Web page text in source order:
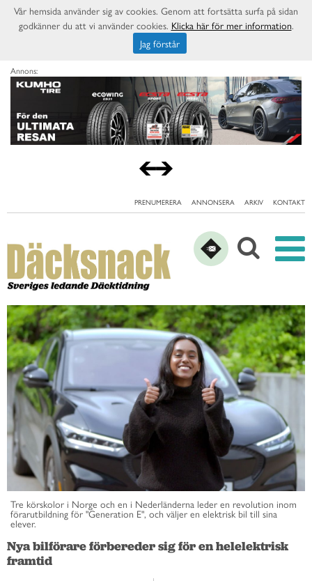
Annons:
PRENUMERERA ANNONSERA ARKIV KONTAKT
Tre körskolor i Norge och en i Nederländerna leder en revolution inom
förarutbildning för "Generation E", och väljer en elektrisk bil till sina
elever.
Nya bilförare förbereder sig för en helelektrisk
framtid
Vår hemsida använder sig av cookies. Genom att fortsätta surfa på sidan
godkänner du att vi använder cookies. Klicka här för mer information.
Jag förstår